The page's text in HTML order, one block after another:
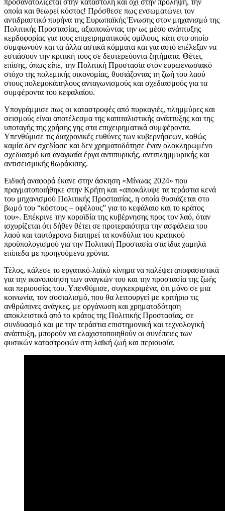
οποία και θεωρεί κόστος! Πρόσθεσε πως ενσωματώνει τον
αντιδραστικό πυρήνα της Ευρωπαϊκής Ένωσης στον μηχανισμό της
Πολιτικής Προστασίας, αξιοποιώντας την ως μέσο ανάπτυξης
κερδοφορίας για τους επιχειρηματικούς ομίλους, κάτι στο οποίο
συμφωνούν και τα άλλα αστικά κόμματα και για αυτό επέλεξαν να
εστιάσουν την κριτική τους σε δευτερεύοντα ζητήματα. Θέτει,
επίσης, όπως είπε, την Πολιτική Προστασία στον ευρωενωσιακό
στόχο της πολεμικής οικονομίας, θυσιάζοντας τη ζωή του λαού
στους πολεμοκάπηλους ανταγωνισμούς και σχεδιασμούς για τα
συμφέροντα του κεφαλαίου.
Υπογράμμισε πως οι καταστροφές από πυρκαγιές, πλημμύρες και
σεισμούς είναι αποτέλεσμα της καπιταλιστικής ανάπτυξης και της
υποταγής της χρήσης γης στα επιχειρηματικά συμφέροντα.
Υπενθύμισε τις διαχρονικές ευθύνες των κυβερνήσεων, καθώς
καμία δεν σχεδίασε και δεν χρηματοδότησε έναν ολοκληρωμένο
σχεδιασμό και αναγκαία έργα αντιπυρικής, αντιπλημμυρικής και
αντισεισμικής θωράκισης.
Ειδική αναφορά έκανε στην άσκηση «Μίνωας 2024» που
πραγματοποιήθηκε στην Κρήτη και «αποκάλυψε τα τεράστια κενά
του μηχανισμού Πολιτικής Προστασίας, η οποία θυσιάζεται στο
βωμό του “κόστους – οφέλους” για το κεφάλαιο και το κράτος
του». Επέκρινε την κοροϊδία της κυβέρνησης προς τον λαό, όταν
ισχυρίζεται ότι δήθεν θέτει σε προτεραιότητα την ασφάλεια του
λαού και ταυτόχρονα διατηρεί τα κονδύλια του κρατικού
προϋπολογισμού για την Πολιτική Προστασία στα ίδια χαμηλά
επίπεδα με προηγούμενα χρόνια.
Τέλος, κάλεσε το εργατικό-λαϊκό κίνημα να παλέψει αποφασιστικά
για την ικανοποίηση των αναγκών του και την προστασία της ζωής
και περιουσίας του. Υπενθύμισε, συγκεκριμένα, ότι μόνο σε μια
κοινωνία, τον σοσιαλισμό, που θα λειτουργεί με κριτήριο τις
ανθρώπινες ανάγκες, με οργάνωση και χρηματοδότηση
αποκλειστικά από το κράτος της Πολιτικής Προστασίας, σε
συνδυασμό και με την τεράστια επιστημονική και τεχνολογική
ανάπτυξη, μπορούν να ελαχιστοποιηθούν οι συνέπειες των
φυσικών καταστροφών στη λαϊκή ζωή και περιουσία.